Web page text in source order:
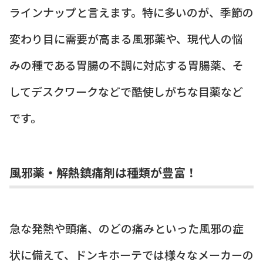
ラインナップと言えます。特に多いのが、季節の
変わり目に需要が高まる風邪薬や、現代人の悩
みの種である胃腸の不調に対応する胃腸薬、そ
してデスクワークなどで酷使しがちな目薬など
です。
風邪薬・解熱鎮痛剤は種類が豊富！
急な発熱や頭痛、のどの痛みといった風邪の症
状に備えて、ドンキホーテでは様々なメーカーの